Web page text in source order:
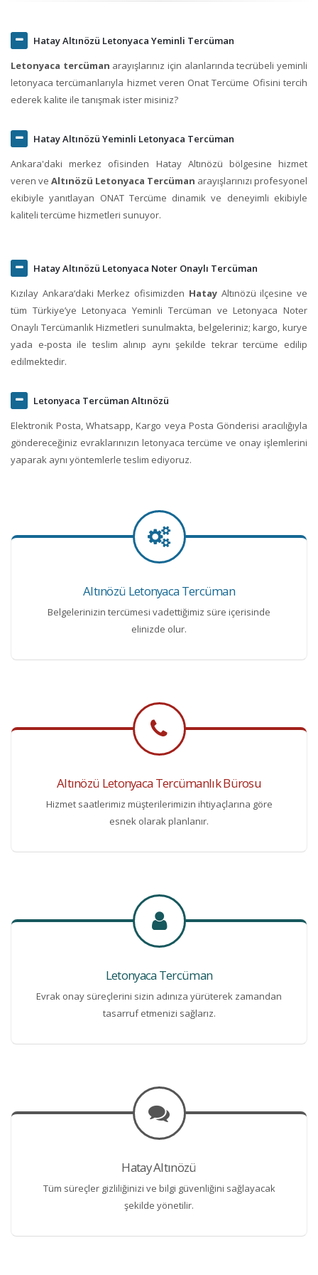
Hatay Altınözü Letonyaca Yeminli Tercüman
Letonyaca tercüman arayışlarınız için alanlarında tecrübeli yeminli
letonyaca tercümanlarıyla hizmet veren Onat Tercüme Ofisini tercih
ederek kalite ile tanışmak ister misiniz?
Hatay Altınözü Yeminli Letonyaca Tercüman
Ankara'daki merkez ofisinden Hatay Altınözü bölgesine hizmet
veren ve Altınözü Letonyaca Tercüman arayışlarınızı profesyonel
ekibiyle yanıtlayan ONAT Tercüme dinamik ve deneyimli ekibiyle
kaliteli tercüme hizmetleri sunuyor.
Hatay Altınözü Letonyaca Noter Onaylı Tercüman
Kızılay Ankara‘daki Merkez ofisimizden HatayAltınözü ilçesine ve
tüm Türkiye’ye Letonyaca Yeminli Tercüman ve Letonyaca Noter
Onaylı Tercümanlık Hizmetleri sunulmakta, belgeleriniz; kargo, kurye
yada e-posta ile teslim alınıp aynı şekilde tekrar tercüme edilip
edilmektedir.
Letonyaca Tercüman Altınözü
Elektronik Posta, Whatsapp, Kargo veya Posta Gönderisi aracılığıyla
göndereceğiniz evraklarınızın letonyaca tercüme ve onay işlemlerini
yaparak aynı yöntemlerle teslim ediyoruz.
Altınözü Letonyaca Tercüman
Belgelerinizin tercümesi vadettiğimiz süre içerisinde
elinizde olur.
Altınözü Letonyaca Tercümanlık Bürosu
Hizmet saatlerimiz müşterilerimizin ihtiyaçlarına göre
esnek olarak planlanır.
Letonyaca Tercüman
Evrak onay süreçlerini sizin adınıza yürüterek zamandan
tasarruf etmenizi sağlarız.
Hatay Altınözü
Tüm süreçler gizliliğinizi ve bilgi güvenliğini sağlayacak
şekilde yönetilir.